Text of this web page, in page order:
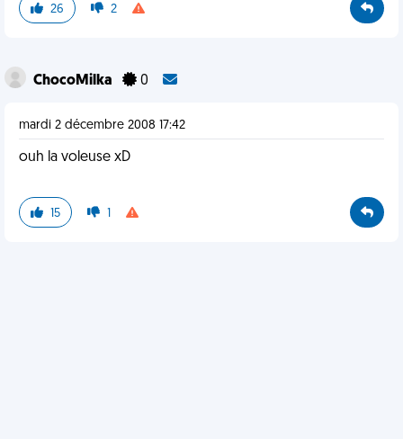
26 2
ChocoMilka 0
mardi 2 décembre 2008 17:42
ouh la voleuse xD
15 1